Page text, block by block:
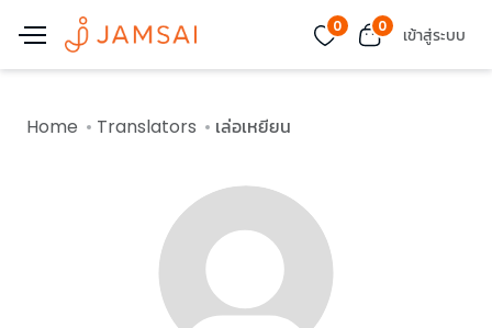
0 0 เข้าสู่ระบบ
Home Translators เล่อเหยียน